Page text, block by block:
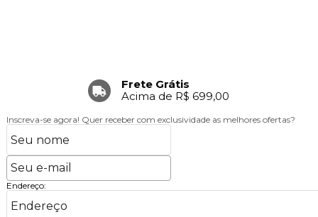
Frete Grátis
Acima de R$ 699,00
Inscreva-se agora! Quer receber com exclusividade as melhores ofertas?
Endereço: